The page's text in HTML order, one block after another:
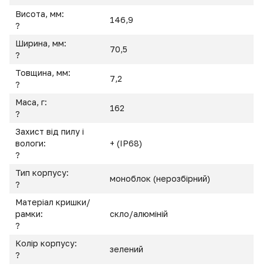
Висота, мм:
?
146,9
Ширина, мм:
?
70,5
Товщина, мм:
?
7,2
Маса, г:
?
162
Захист від пилу і
вологи:
?
+ (IP68)
Тип корпусу:
?
моноблок (нерозбірний)
Матеріал кришки/
рамки:
?
скло/алюміній
Колір корпусу:
?
зелений